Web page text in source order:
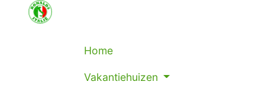
Home
Vakantiehuizen